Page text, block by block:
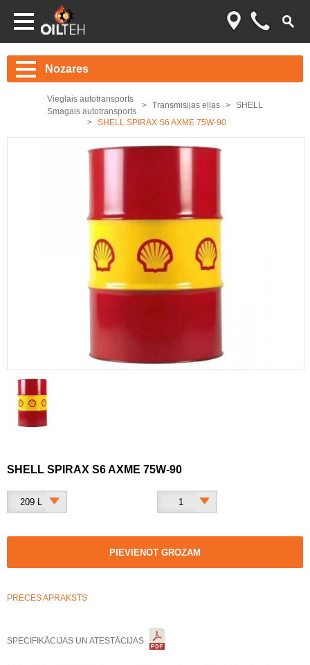
Nozares
Vieglais autotransports
Smagais autotransports
Transmisijas eļļas
SHELL
SHELL SPIRAX S6 AXME 75W-90
SHELL SPIRAX S6 AXME 75W-90
PIEVIENOT GROZAM
209 L 1
PRECES APRAKSTS
SPECIFIKĀCIJAS UN ATESTĀCIJAS